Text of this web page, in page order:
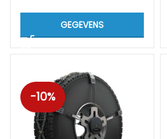
GEGEVENS
-10%